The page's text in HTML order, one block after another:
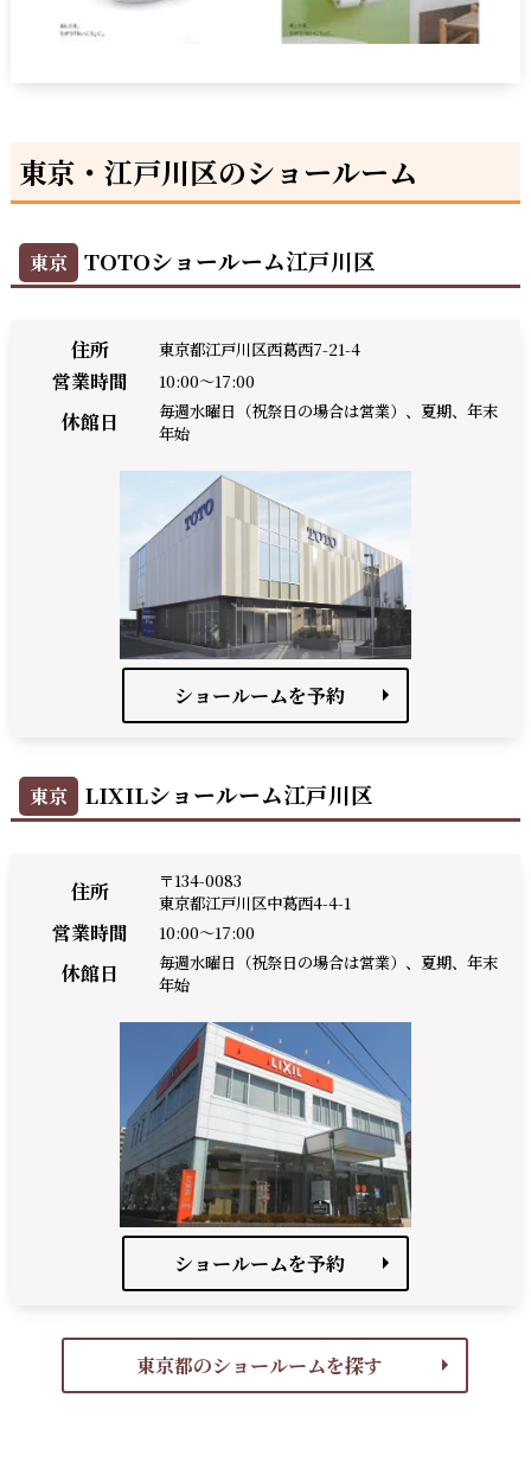
東京・江戸川区のショールーム
東京 TOTOショールーム江戸川区
住所 東京都江戸川区西葛西7-21-4
営業時間 10:00～17:00
休館日
毎週水曜日（祝祭日の場合は営業）、夏期、年末
年始
ショールームを予約
東京 LIXILショールーム江戸川区
住所
〒134-0083
東京都江戸川区中葛西4-4-1
営業時間 10:00～17:00
休館日
毎週水曜日（祝祭日の場合は営業）、夏期、年末
年始
ショールームを予約
東京都のショールームを探す